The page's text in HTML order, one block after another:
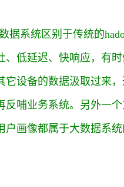
据系统区别于传统的
、低延迟、快响应，有
它设备的数据汲取过来
反哺业务系统。另外一
户画像都属于大数据系